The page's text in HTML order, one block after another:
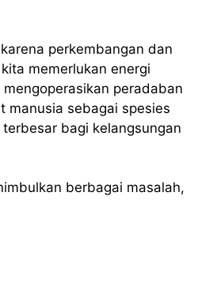
perkembangan dan
memerlukan energi
peradaban
manusia sebagai spesies
bagi kelangsungan
berbagai masalah,